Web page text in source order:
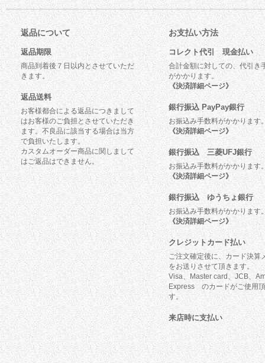
返品について
返品期限
商品到着後７日以内とさせていただ
きます。
返品送料
お客様都合による返品につきまして
はお客様のご負担とさせていただき
ます。不良品に該当する場合は当方
で負担いたします。
カスタムオーダー商品に関しまして
はご返品はできません。
お支払い方法
コレクト代引 現金払い
合計金額に対しての、代引き
がかかります。
《決済詳細ページ》
銀行振込 PayPay銀行
お振込み手数料がかかります
《決済詳細ページ》
銀行振込 三菱UFJ銀行
お振込み手数料がかかります
《決済詳細ページ》
銀行振込 ゆうちょ銀行
お振込み手数料がかかります
《決済詳細ページ》
クレジットカード払い
ご注文確定後に、カード決算
をお送りさせて頂きます。
Visa、Master card、JCB、
Express のカードがご使用
す。
来店時に支払い